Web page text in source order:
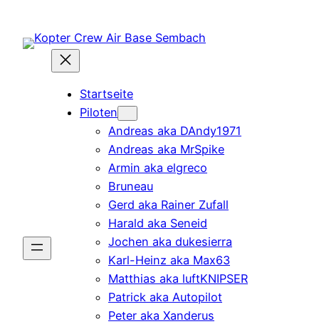
Inhalt
springen
Startseite
Piloten
Andreas aka DAndy1971
Andreas aka MrSpike
Armin aka elgreco
Bruneau
Gerd aka Rainer Zufall
Harald aka Seneid
Jochen aka dukesierra
Karl-Heinz aka Max63
Matthias aka luftKNIPSER
Patrick aka Autopilot
Peter aka Xanderus